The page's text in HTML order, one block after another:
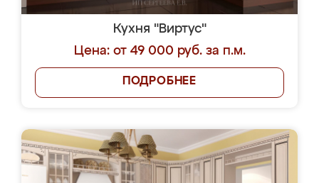
Кухня "Виртус"
Цена: от 49 000 руб. за п.м.
ПОДРОБНЕЕ